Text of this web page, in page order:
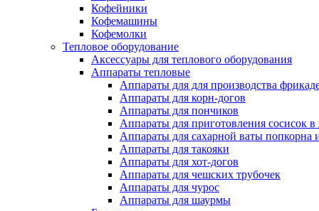
Кофейники
Кофемашины
Кофемолки
Тепловое оборудование
Аксессуары для теплового оборудования
Аппараты тепловые
Аппараты для для производства
Аппараты для корн-догов
Аппараты для пончиков
Аппараты для приготовления сосисок в
Аппараты для сахарной ваты попкорна
Аппараты для такояки
Аппараты для хот-догов
Аппараты для чешских трубочек
Аппараты для чурос
Аппараты для шаурмы